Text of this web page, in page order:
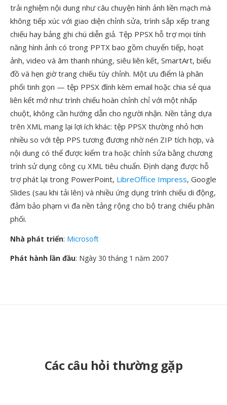
trải nghiệm nội dung như câu chuyện hình ảnh liền mạch mà
không tiếp xúc với giao diện chỉnh sửa, trình sắp xếp trang
chiếu hay bảng ghi chú diễn giả. Tệp PPSX hỗ trợ mọi tính
năng hình ảnh có trong PPTX bao gồm chuyển tiếp, hoạt
ảnh, video và âm thanh nhúng, siêu liên kết, SmartArt, biểu
đồ và hẹn giờ trang chiếu tùy chỉnh. Một ưu điểm là phân
phối tinh gọn — tệp PPSX đính kèm email hoặc chia sẻ qua
liên kết mở như trình chiếu hoàn chỉnh chỉ với một nhấp
chuột, không cần hướng dẫn cho người nhận. Nền tảng dựa
trên XML mang lại lợi ích khác: tệp PPSX thường nhỏ hơn
nhiều so với tệp PPS tương đương nhờ nén ZIP tích hợp, và
nội dung có thể được kiểm tra hoặc chỉnh sửa bằng chương
trình sử dụng công cụ XML tiêu chuẩn. Định dạng được hỗ
trợ phát lại trong PowerPoint, LibreOffice Impress, Google
Slides (sau khi tải lên) và nhiều ứng dụng trình chiếu di động,
đảm bảo phạm vi đa nền tảng rộng cho bộ trang chiếu phân
phối.
Nhà phát triển: Microsoft
Phát hành lần đầu: Ngày 30 tháng 1 năm 2007
Các câu hỏi thường gặp